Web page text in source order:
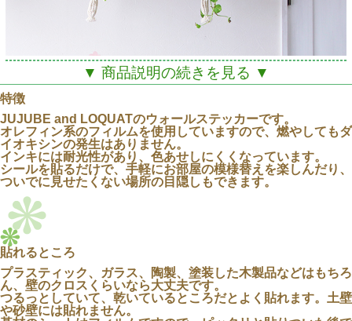
JUJUBE and LOQUATの
▼ 商品説明の続きを見る ▼
特徴
JUJUBE and LOQUATのウォールステッカーです。
オレフィン系のフィルムを使用していますので、燃やしてもダ
イオキシンの発生はありません。
インキには耐光性があり、色あせしにくくなっています。
シールを貼るだけで、手軽にお部屋の模様替えを楽しんだり、
ついでに見せたくない場所の目隠しもできます。
貼れるところ
プラスティック、ガラス、陶製、塗装した木製品などはもちろ
ん、壁のクロスくらいなら大丈夫です。
つるっとしていて、乾いているところだとよく貼れます。土壁
や砂壁には貼れません。